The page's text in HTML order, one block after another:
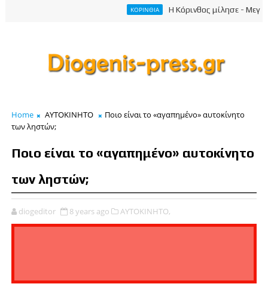
ΚΟΡΙΝΘΙΑ Η Κόρινθος μίλησε -
Home ΑΥΤΟΚΙΝΗΤΟ
Ποιο είναι το «αγαπημένο» αυτοκίνητο
των ληστών;
Ποιο είναι το «αγαπημένο» αυτοκίνητο
των ληστών;
diogeditor 8 years ago ΑΥΤΟΚΙΝΗΤΟ,